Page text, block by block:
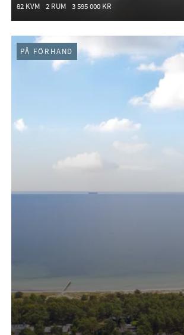
82 KVM 2 RUM 3 595 000 KR
PÅ FÖRHAND